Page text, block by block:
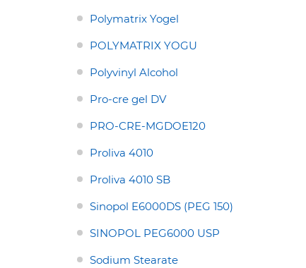
Polymatrix Yogel
POLYMATRIX YOGU
Polyvinyl Alcohol
Pro-cre gel DV
PRO-CRE-MGDOE120
Proliva 4010
Proliva 4010 SB
Sinopol E6000DS (PEG 150)
SINOPOL PEG6000 USP
Sodium Stearate